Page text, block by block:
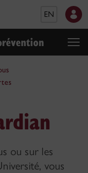
EN
ou sur les
vous